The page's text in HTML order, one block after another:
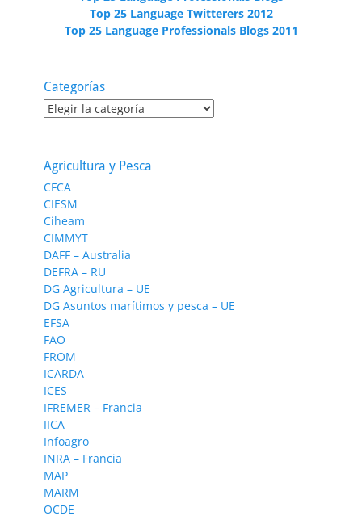
Top 25 Language Twitterers 2012
Top 25 Language Professionals Blogs 2011
Categorías
Categorías
Agricultura y Pesca
CFCA
CIESM
Ciheam
CIMMYT
DAFF – Australia
DEFRA – RU
DG Agricultura – UE
DG Asuntos marítimos y pesca – UE
EFSA
FAO
FROM
ICARDA
ICES
IFREMER – Francia
IICA
Infoagro
INRA – Francia
MAP
MARM
OCDE